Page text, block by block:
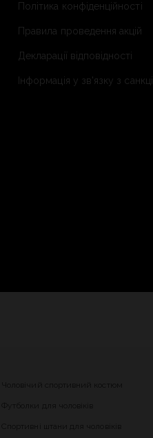
Політика конфіденційності
Правила проведення акцій
Декларації відповідності
Інформація у зв'язку з